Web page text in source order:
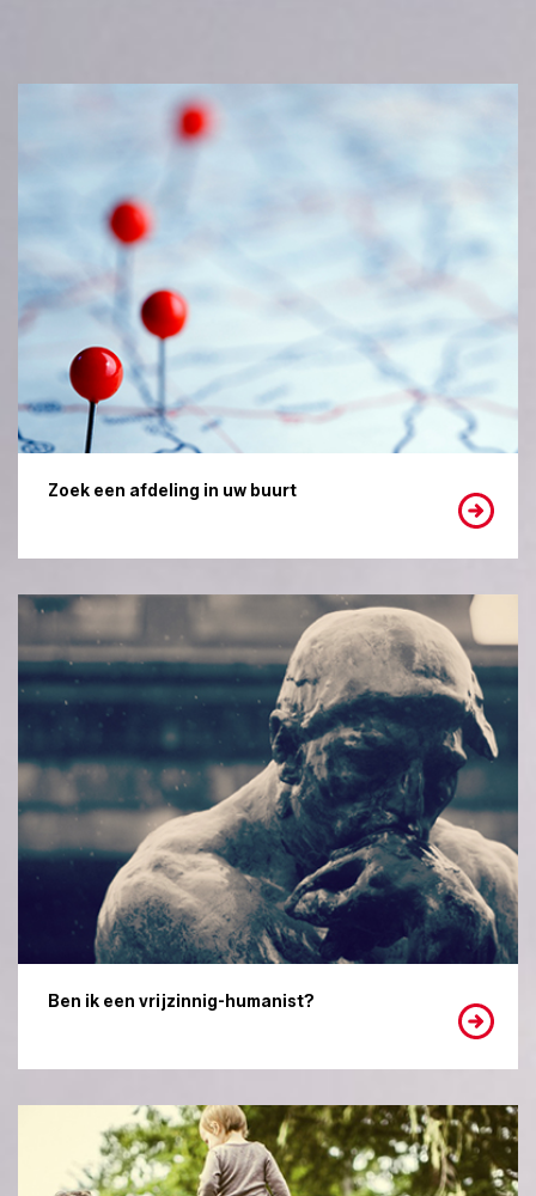
Zoek een afdeling in uw buurt
Ben ik een vrijzinnig-humanist?